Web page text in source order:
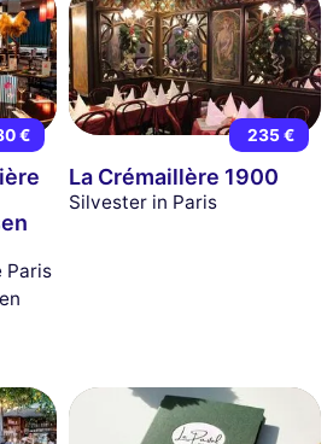
€
Paris
235 €
La Crémaillère 1900
Silvester in Paris